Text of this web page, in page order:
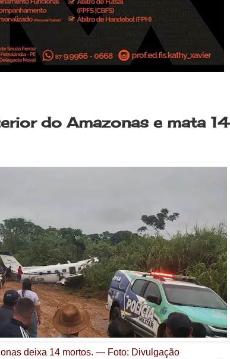
do Amazonas e mata 14
deixa 14 mortos. — Foto: Divulgação